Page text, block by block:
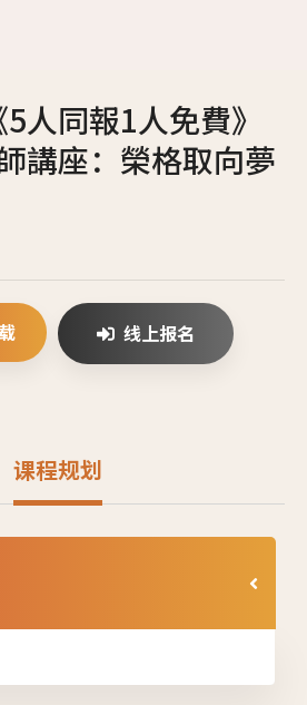
人同報1人免費》
講座：榮格取向夢
线上报名
课程规划